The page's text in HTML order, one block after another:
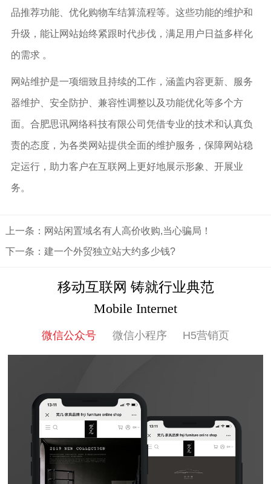
品推荐功能、优化购物车结算流程等。这些功能的维护和
升级，能让网站始终紧跟时代步伐，满足用户日益多样化
的需求 。
网站维护是一项细致且持续的工作，涵盖内容更新、服务
器维护、安全防护、兼容性调整以及功能优化等多个方
面。合肥思讯网络科技有限公司凭借专业的技术和认真负
责的态度，为各类网站提供全面的维护服务，保障网站稳
定运行，助力客户在互联网上更好地展示形象、开展业
务。
上一条：网站闲置域名有人高价收购,当心骗局！
下一条：建一个外贸独立站大约多少钱?
移动互联网 铸就行业典范
Mobile Internet
微信公众号 微信小程序 H5营销页